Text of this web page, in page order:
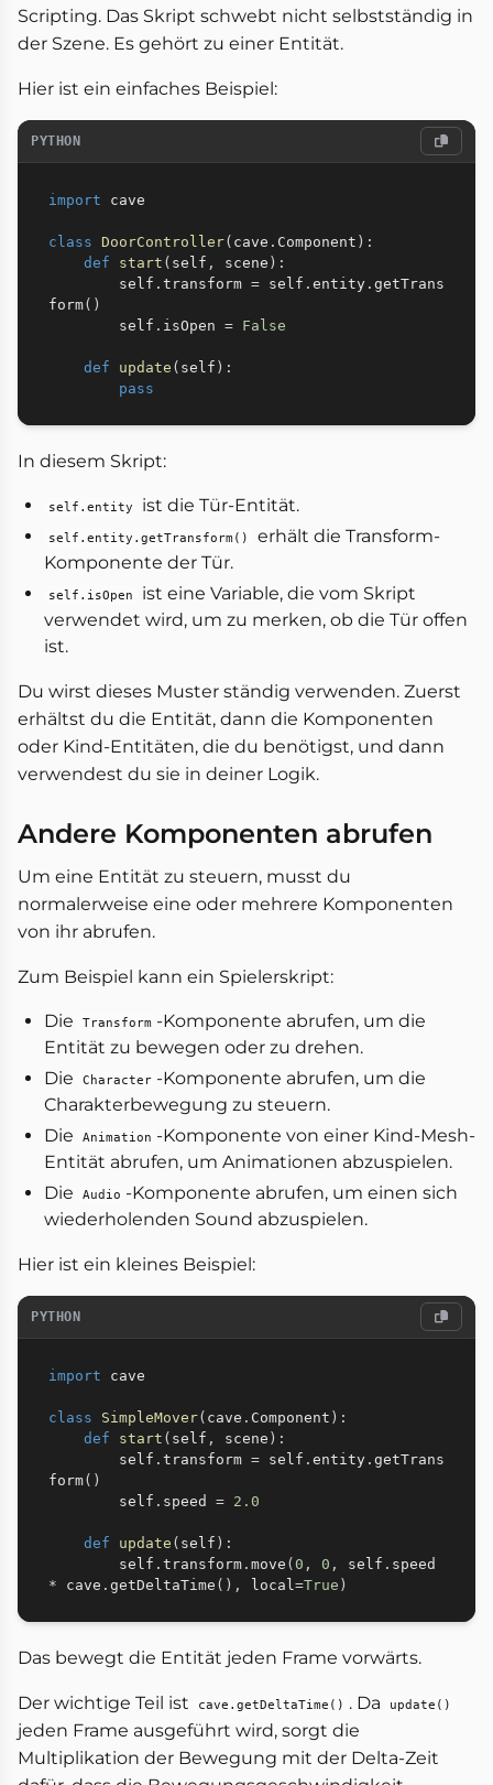
Scripting. Das Skript schwebt nicht selbstständig in
der Szene. Es gehört zu einer Entität.
Hier ist ein einfaches Beispiel:
PYTHON
import cave
class DoorController( cave . Component ) :
def
start ( self , scene ) :
        self
. transform = self . entity . getTrans
form( )
        self
. isOpen = False
def update ( self ) :
pass
In diesem Skript:
self.entity ist die Tür-Entität.
self.entity.getTransform()
erhält die Transform-
Komponente der Tür.
self.isOpen
ist eine Variable, die vom Skript
verwendet wird, um zu merken, ob die Tür offen
ist.
Du wirst dieses Muster ständig verwenden. Zuerst
erhältst du die Entität, dann die Komponenten
oder Kind-Entitäten, die du benötigst, und dann
verwendest du sie in deiner Logik.
Andere Komponenten abrufen
Um eine Entität zu steuern, musst du
normalerweise eine oder mehrere Komponenten
von ihr abrufen.
Zum Beispiel kann ein Spielerskript:
Die Transform -Komponente abrufen, um die
Entität zu bewegen oder zu drehen.
Die
Character -Komponente abrufen, um die
Charakterbewegung zu steuern.
Die
Animation -Komponente von einer Kind-Mesh-
Entität abrufen, um Animationen abzuspielen.
Die
Audio -Komponente abrufen, um einen sich
wiederholenden Sound abzuspielen.
Hier ist ein kleines Beispiel:
PYTHON
import cave
class SimpleMover( cave . Component ) :
def
start ( self , scene ) :
        self
. transform = self . entity . getTrans
form( )
        self
. speed = 2.0
def update ( self ) :
        self
. transform . move (0 , 0 , self .
* cave . getDeltaTime ( ) , local =True )
Das bewegt die Entität jeden Frame vorwärts.
Der wichtige Teil ist cave.getDeltaTime() . Da update()
jeden Frame ausgeführt wird, sorgt die
Multiplikation der Bewegung mit der Delta-Zeit